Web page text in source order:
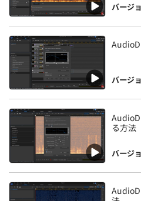
バージ
バージ
る方法
バージ